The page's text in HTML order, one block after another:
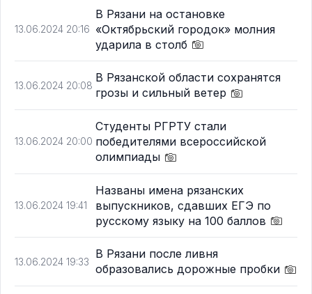
13.06.2024 20:16
В Рязани на остановке
«Октябрьский городок» молния
ударила в столб
13.06.2024 20:08
В Рязанской области сохранятся
грозы и сильный ветер
13.06.2024 20:00
Студенты РГРТУ стали
победителями всероссийской
олимпиады
13.06.2024 19:41
Названы имена рязанских
выпускников, сдавших ЕГЭ по
русскому языку на 100 баллов
13.06.2024 19:33
В Рязани после ливня
образовались дорожные пробки